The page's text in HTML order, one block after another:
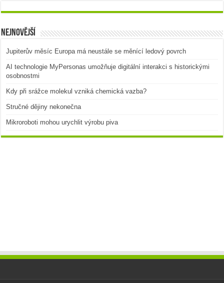
Nejnovější
Jupiterův měsíc Europa má neustále se měnící ledový povrch
AI technologie MyPersonas umožňuje digitální interakci s historickými
osobnostmi
Kdy při srážce molekul vzniká chemická vazba?
Stručné dějiny nekonečna
Mikroroboti mohou urychlit výrobu piva